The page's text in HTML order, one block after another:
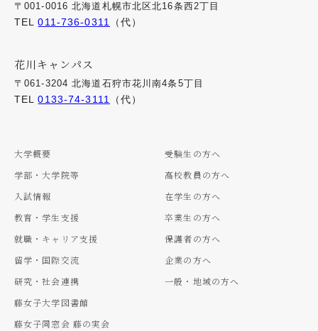
〒001-0016 北海道札幌市北区北16条西2丁目
TEL011-736-0311 （代）
花川キャンパス
〒061-3204 北海道石狩市花川南4条5丁目
TEL0133-74-3111 （代）
大学概要
学部・大学院等
入試情報
教育・学生支援
就職・キャリア支援
留学・国際交流
研究・社会連携
藤女子大学図書館
藤女子同窓会 藤の実会
受験生の方へ
高校教員の方へ
在学生の方へ
卒業生の方へ
保護者の方へ
企業の方へ
一般・地域の方へ